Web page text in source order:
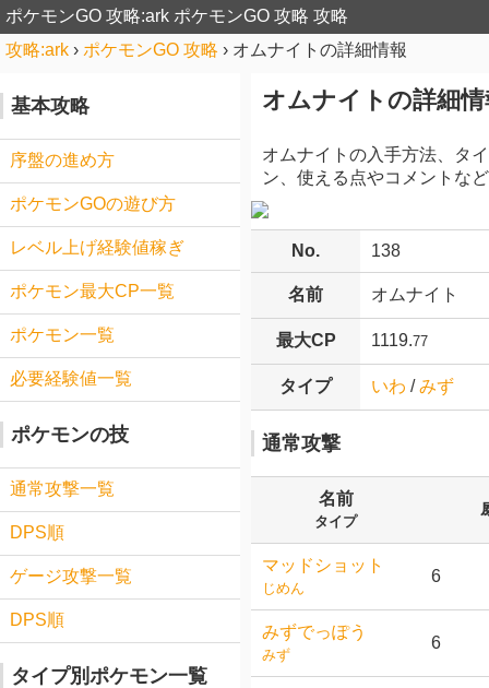
ポケモンGO 攻略:ark ポケモンGO 攻略 攻略
攻略:ark › ポケモンGO 攻略 › オムナイトの詳細情報
オムナイトの詳細
オムナイトの入手方法、タ
ン、使える点やコメントな
No. 138
名前 オムナイト
最大CP 1119.77
タイプ いわ /みず
通常攻撃
名前
タイプ
マッドショット
じめん
6
みずでっぽう
みず
6
基本攻略
序盤の進め方
ポケモンGOの遊び方
レベル上げ経験値稼ぎ
ポケモン最大CP一覧
ポケモン一覧
必要経験値一覧
ポケモンの技
通常攻撃一覧
DPS順
ゲージ攻撃一覧
DPS順
タイプ別ポケモン一覧